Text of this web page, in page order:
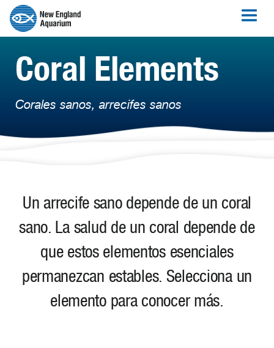
Coral Elements
Corales sanos, arrecifes sanos
Un arrecife sano depende de un coral
sano. La salud de un coral depende de
que estos elementos esenciales
permanezcan estables. Selecciona un
elemento para conocer más.